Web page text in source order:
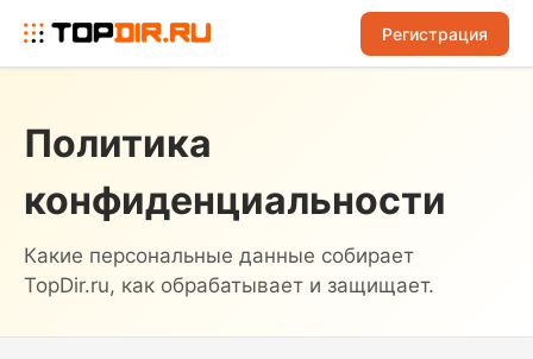
Регистрация
Политика
конфиденциальности
Какие персональные данные собирает
TopDir.ru, как обрабатывает и защищает.